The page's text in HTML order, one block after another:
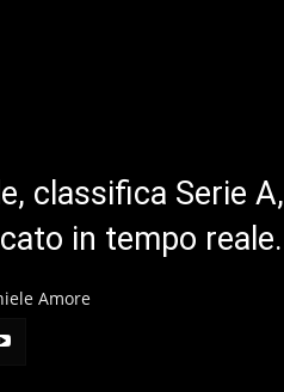
classifica Serie A,
in tempo reale.
Amore